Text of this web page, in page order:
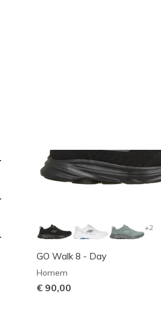
+2
GO Walk 8 - Day
Homem
€ 90,00